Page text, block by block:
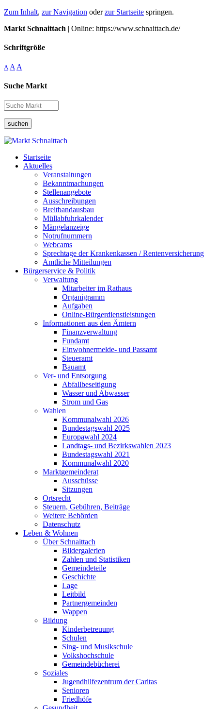
Zum Inhalt, zur Navigation oderzur Startseite springen.
Markt Schnaittach | Online: https://www.schnaittach.de/
Schriftgröße
A A A
Suche Markt
suchen
Startseite
Aktuelles
Veranstaltungen
Bekanntmachungen
Stellenangebote
Ausschreibungen
Breitbandausbau
Müllabfuhrkalender
Mängelanzeige
Notrufnummern
Webcams
Sprechtage der Krankenkassen / Rentenversicherung
Amtliche Mitteilungen
Bürgerservice & Politik
Verwaltung
Mitarbeiter im Rathaus
Organigramm
Aufgaben
Online-Bürgerdienstleistungen
Informationen aus den Ämtern
Finanzverwaltung
Fundamt
Einwohnermelde- und Passamt
Steueramt
Bauamt
Ver- und Entsorgung
Abfallbeseitigung
Wasser und Abwasser
Strom und Gas
Wahlen
Kommunalwahl 2026
Bundestagswahl 2025
Europawahl 2024
Landtags- und Bezirkswahlen 2023
Bundestagswahl 2021
Kommunalwahl 2020
Marktgemeinderat
Ausschüsse
Sitzungen
Ortsrecht
Steuern, Gebühren, Beiträge
Weitere Behörden
Datenschutz
Leben & Wohnen
Über Schnaittach
Bildergalerien
Zahlen und Statistiken
Gemeindeteile
Geschichte
Lage
Leitbild
Partnergemeinden
Wappen
Bildung
Kinderbetreuung
Schulen
Sing- und Musikschule
Volkshochschule
Gemeindebücherei
Soziales
Jugendhilfezentrum der Caritas
Senioren
Friedhöfe